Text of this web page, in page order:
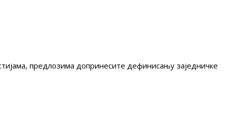
предлозима допринесите дефинисању заједничке